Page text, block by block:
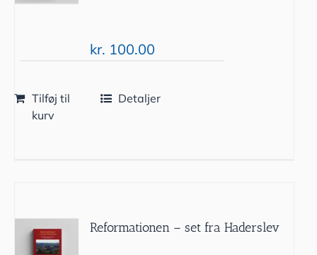
kr. 100.00
Tilføj til
kurv
Detaljer
Reformationen – set fra Haderslev